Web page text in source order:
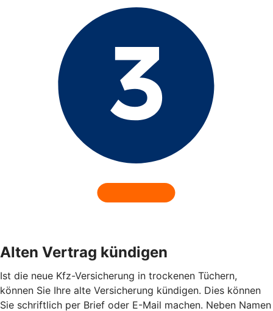
Alten Vertrag kündigen
Ist die neue Kfz-Versicherung in trockenen Tüchern,
können Sie Ihre alte Versicherung kündigen. Dies können
Sie schriftlich per Brief oder E-Mail machen. Neben Namen